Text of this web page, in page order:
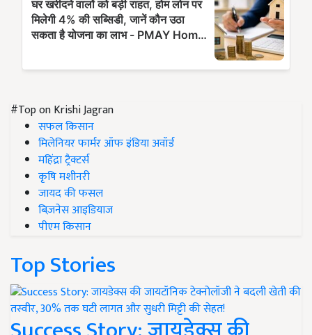
#Top on Krishi Jagran
सफल किसान
मिलेनियर फार्मर ऑफ इंडिया अवॉर्ड
महिंद्रा ट्रैक्टर्स
कृषि मशीनरी
जायद की फसल
बिज़नेस आइडियाज
पीएम किसान
Top Stories